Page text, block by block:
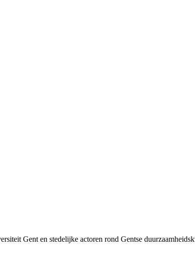
Gent en stedelijke actoren rond Gentse